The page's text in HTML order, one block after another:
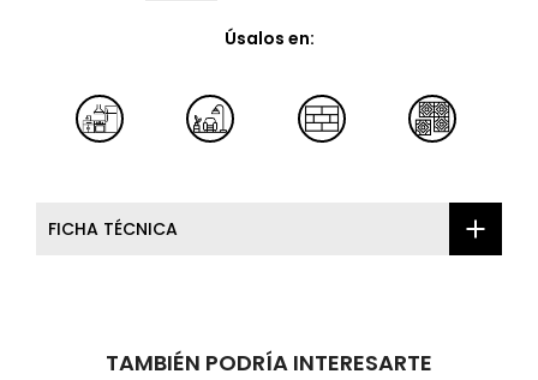
Úsalos en:
FICHA TÉCNICA
TAMBIÉN PODRÍA INTERESARTE